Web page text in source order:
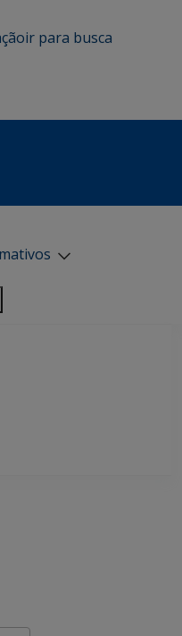
ir para busca